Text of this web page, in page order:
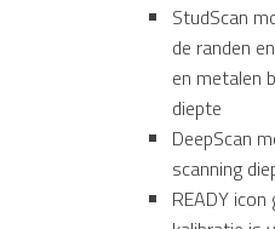
StudScan
de randen
en metalen
diepte
DeepScan
scanning
READY